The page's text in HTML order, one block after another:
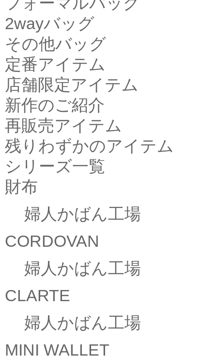
2wayバッグ
その他バッグ
定番アイテム
店舗限定アイテム
新作のご紹介
再販売アイテム
残りわずかのアイテム
シリーズ一覧
財布
婦人かばん工場
CORDOVAN
婦人かばん工場
CLARTE
婦人かばん工場
MINI WALLET